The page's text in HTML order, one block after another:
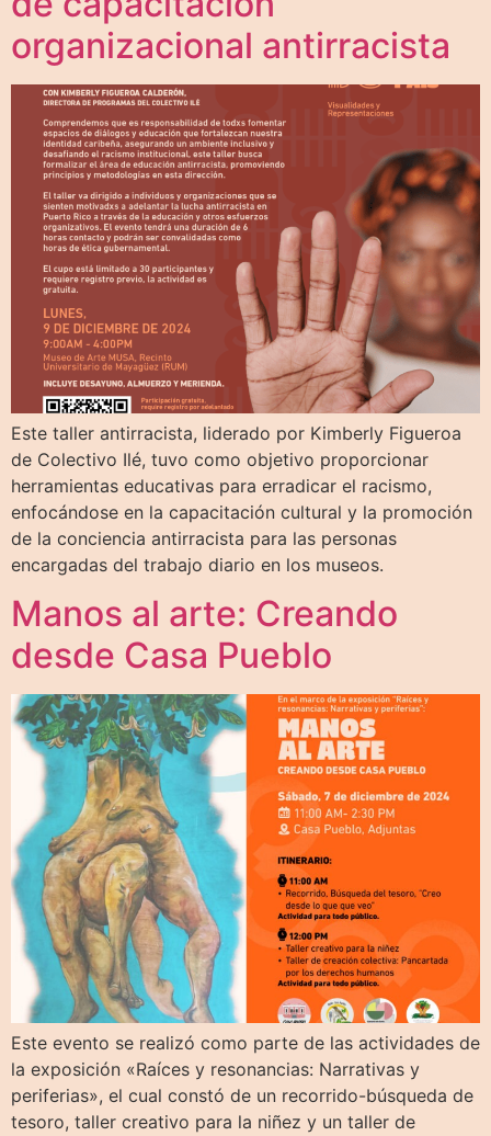
organizacional antirracista
Este taller antirracista, liderado por Kimberly Figueroa
de Colectivo Ilé, tuvo como objetivo proporcionar
herramientas educativas para erradicar el racismo,
enfocándose en la capacitación cultural y la promoción
de la conciencia antirracista para las personas
encargadas del trabajo diario en los museos.
Manos al arte: Creando
desde Casa Pueblo
Este evento se realizó como parte de las actividades de
la exposición «Raíces y resonancias: Narrativas y
periferias», el cual constó de un recorrido-búsqueda de
tesoro, taller creativo para la niñez y un taller de